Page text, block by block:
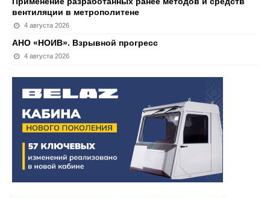
вентиляции в метрополитене
4 августа 2026
АНО «НОИВ». Взрывной прогресс
4 августа 2026